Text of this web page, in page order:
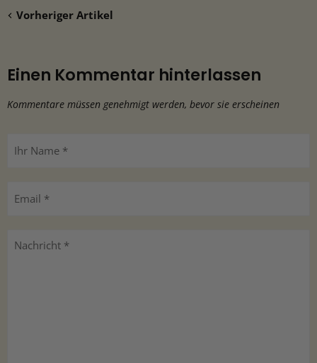
Vorheriger Artikel
Einen Kommentar hinterlassen
Kommentare müssen genehmigt werden, bevor sie erscheinen
Ihr Name *
Email *
Nachricht *